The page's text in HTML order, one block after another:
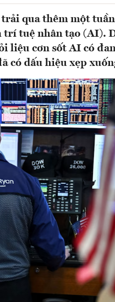
qua thêm một
trí tuệ nhân tạo (AI).
liệu cơn sốt AI có
có dấu hiệu xẹp